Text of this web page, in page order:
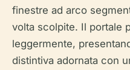
finestre ad arco
volta scolpite. Il portale
leggermente,
distintiva adornata con